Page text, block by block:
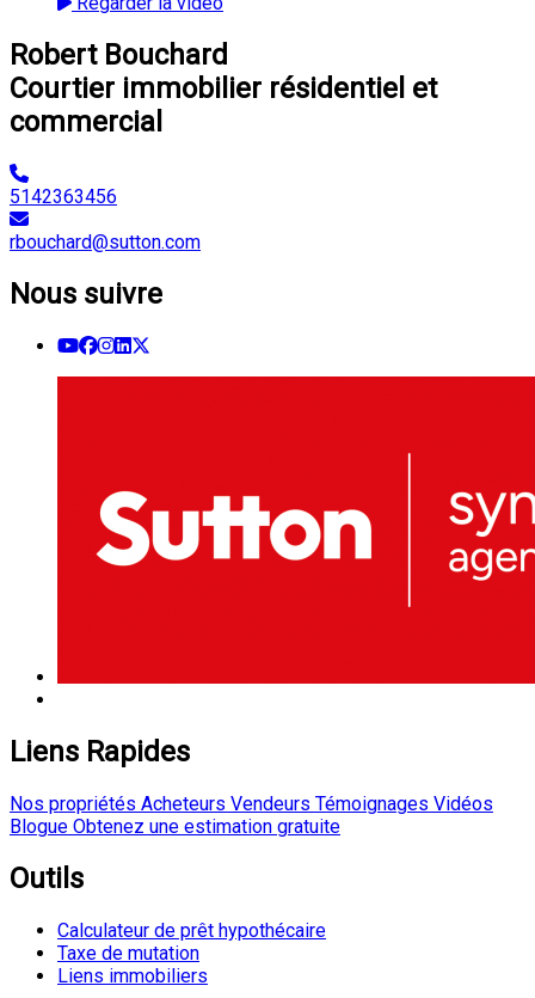
Robert Bouchard
Courtier immobilier résidentiel et
commercial
5142363456
rbouchard@sutton.com
Nous suivre
Liens Rapides
Nos propriétés Acheteurs Vendeurs Témoignages Vidéos
Blogue Obtenez une estimation gratuite
Outils
Calculateur de prêt hypothécaire
Taxe de mutation
Liens immobiliers